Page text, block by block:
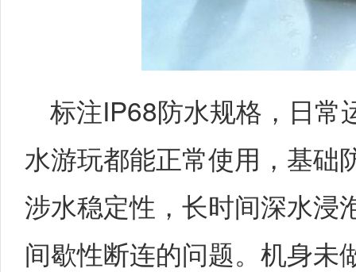
标注IP68防水规格，日常
水游玩都能正常使用，基础
涉水稳定性，长时间深水浸
间歇性断连的问题。机身未